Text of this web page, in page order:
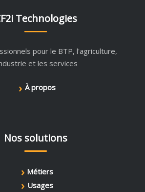
Technologies
pour le BTP, l'agriculture,
et les services
› À propos
Nos solutions
› Métiers
› Usages